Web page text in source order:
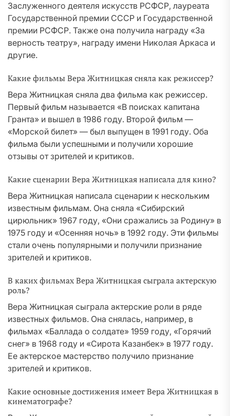
Заслуженного деятеля искусств РСФСР, лауреата
Государственной премии СССР и Государственной
премии РСФСР. Также она получила награду «За
верность театру», награду имени Николая Аркаса и
другие.
Какие фильмы Вера Житницкая сняла как режиссер?
Вера Житницкая сняла два фильма как режиссер.
Первый фильм называется «В поисках капитана
Гранта» и вышел в 1986 году. Второй фильм —
«Морской билет» — был выпущен в 1991 году. Оба
фильма были успешными и получили хорошие
отзывы от зрителей и критиков.
Какие сценарии Вера Житницкая написала для кино?
Вера Житницкая написала сценарии к нескольким
известным фильмам. Она сняла «Сибирский
цирюльник» 1967 году, «Они сражались за Родину» в
1975 году и «Осенняя ночь» в 1992 году. Эти фильмы
стали очень популярными и получили признание
зрителей и критиков.
В каких фильмах Вера Житницкая сыграла актерскую
роль?
Вера Житницкая сыграла актерские роли в ряде
известных фильмов. Она снялась, например, в
фильмах «Баллада о солдате» 1959 году, «Горячий
снег» в 1968 году и «Сирота Казанбек» в 1977 году.
Ее актерское мастерство получило признание
зрителей и критиков.
Какие основные достижения имеет Вера Житницкая в
кинематографе?